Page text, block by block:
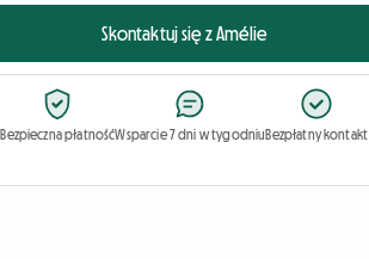
Skontaktuj się z Amélie
Bezpieczna płatnośćWsparcie 7 dni w tygodniuBezpłatny kontakt